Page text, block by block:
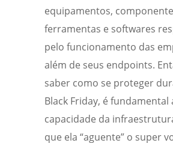
equipamentos,
ferramentas e softwares
pelo funcionamento das
além de seus endpoints.
saber como se proteger
Black Friday, é
capacidade da
que ela “aguente” o super